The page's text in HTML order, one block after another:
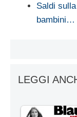
Saldi
bambini…
LEGGI